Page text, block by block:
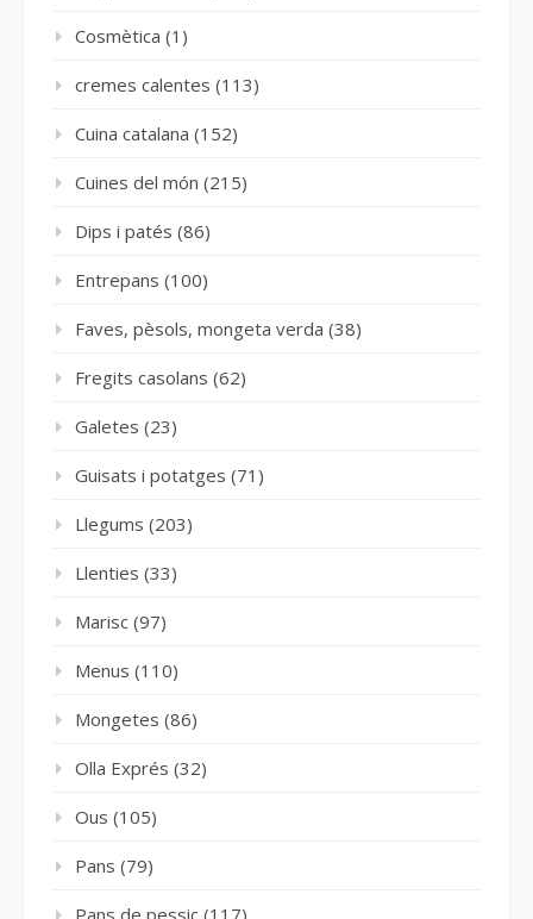
Cosmètica (1)
cremes calentes (113)
Cuina catalana (152)
Cuines del món (215)
Dips i patés (86)
Entrepans (100)
Faves, pèsols, mongeta verda (38)
Fregits casolans (62)
Galetes (23)
Guisats i potatges (71)
Llegums (203)
Llenties (33)
Marisc (97)
Menus (110)
Mongetes (86)
Olla Exprés (32)
Ous (105)
Pans (79)
Pans de pessic (117)